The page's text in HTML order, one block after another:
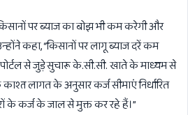
पर ब्याज का बोझ भी कम करेगी और
कहा, “किसानों पर लागू ब्याज दरें कम
से जुड़े सुचारू के.सी.सी. खाते के माध्यम से
लागत के अनुसार कर्ज सीमाएं निर्धारित
के कर्ज के जाल से मुक्त कर रहे हैं।”